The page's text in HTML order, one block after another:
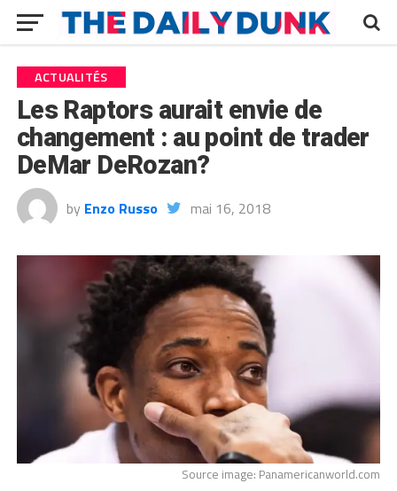
ACTUALITÉS
Les Raptors aurait envie de
changement : au point de trader
DeMar DeRozan?
by Enzo Russo mai 16, 2018
Source image: Panamericanworld.com